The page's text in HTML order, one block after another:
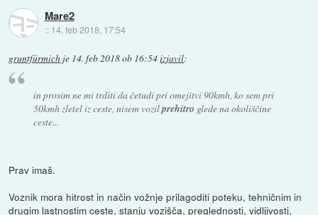
Mare2
:: 14. feb 2018, 17:54
gruntfürmich je 14. feb 2018 ob 16:54izjavil:
in prosim ne mi trditi da četudi pri omejitvi 90kmh, ko sem pri
50kmh zletel iz ceste, nisem vozilprehitro glede na okoliščine
ceste...
Prav imaš.
Voznik mora hitrost in način vožnje prilagoditi poteku, tehničnim in
drugim lastnostim ceste, stanju vozišča, preglednosti, vidljivosti,